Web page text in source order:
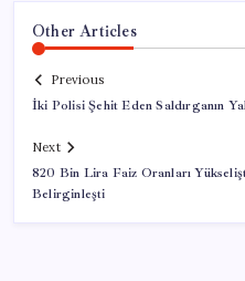
Other Articles
Previous
İki Polisi Şehit Eden Saldırganın
Next
820 Bin Lira Faiz Oranları
Belirginleşti